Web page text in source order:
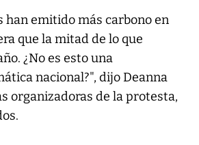
han emitido más carbono en
que la mitad de lo que
¿No es esto una
nacional?", dijo Deanna
organizadoras de la protesta,